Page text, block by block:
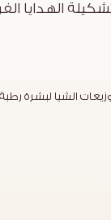
الهدايا
الشيا لبشرة رطبة